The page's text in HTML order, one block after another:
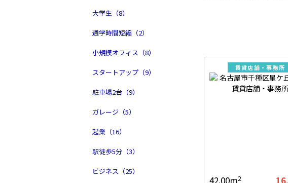
大学生（8）
通学時間短縮（2）
小規模オフィス（8）
スタートアップ（9）
駐車場2台（9）
ガレージ（5）
起業（16）
駅徒歩5分（3）
ビジネス（25）
賃貸店舗・事務所
42.00m2